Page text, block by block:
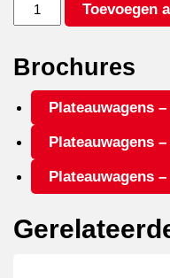
MEDAX
502X223
Toevoegen
Brochures
Plateauwagens –
Plateauwagens –
Plateauwagens –